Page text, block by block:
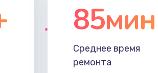
85мин
Среднее время
ремонта